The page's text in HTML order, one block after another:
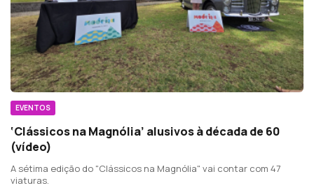
EVENTOS
‘Clássicos na Magnólia’ alusivos à década de 60
(vídeo)
A sétima edição do "Clássicos na Magnólia" vai contar com 47
viaturas.